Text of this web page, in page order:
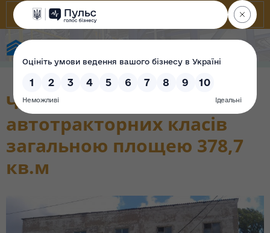
Частина будівлі
автотракторних класів
загальною площею 378,7
кв.м